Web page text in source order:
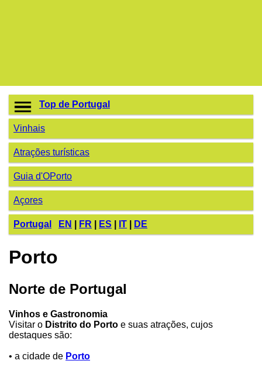
Top de Portugal
Vinhais
Atrações turísticas
Guia d'OPorto
Açores
Portugal EN FR ES IT DE
Porto
Norte de Portugal
Vinhos e Gastronomia
Visitar o Distrito do Porto e suas atrações, cujos
destaques são:
• a cidade de Porto